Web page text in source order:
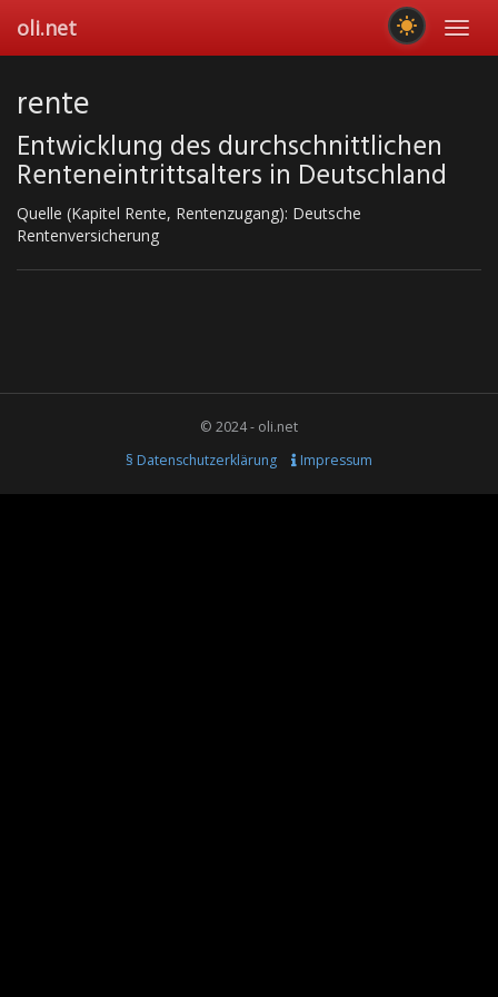
main
oli.net
rente
Entwicklung des durchschnittlichen
Renteneintrittsalters in Deutschland
Quelle (Kapitel Rente, Rentenzugang): Deutsche
Rentenversicherung
© 2024 - oli.net
§ Datenschutzerklärung
Impressum